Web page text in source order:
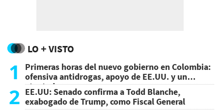
LO + VISTO
1
Primeras horas del nuevo gobierno en Colombia:
ofensiva antidrogas, apoyo de EE.UU. y un
atentado
2 EE.UU: Senado confirma a Todd Blanche,
exabogado de Trump, como Fiscal General